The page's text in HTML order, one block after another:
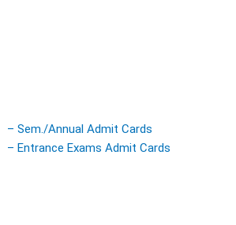
– Sem./Annual Admit Cards
– Entrance Exams Admit Cards